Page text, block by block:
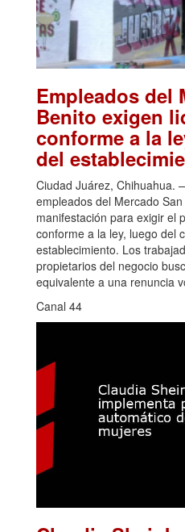
Empleados del
Benito exigen
conforme a la
del
Ciudad Juárez, Chihuahua.
empleados del Mercado
manifestación para exigir el
conforme a la ley, luego del
establecimiento. Los
propietarios del negocio
equivalente a una renuncia
Canal 44